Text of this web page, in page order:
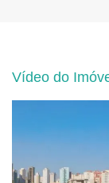
Vídeo do